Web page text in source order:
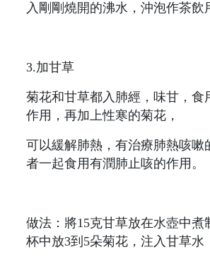
入剛剛燒開的沸水，沖泡作茶飲
3.加甘草
菊花和甘草都入肺經，味甘，食
作用，再加上性寒的菊花，
可以緩解肺熱，有治療肺熱咳嗽
者一起食用有潤肺止咳的作用。
做法：將15克甘草放在水壺中煮
杯中放3到5朵菊花，注入甘草水